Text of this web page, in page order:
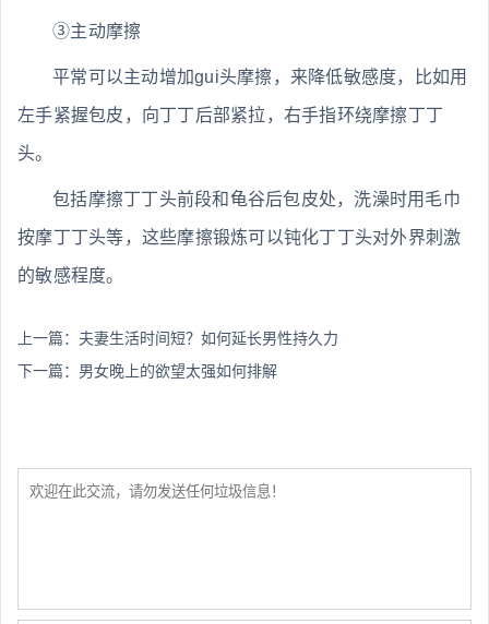
③主动摩擦
平常可以主动增加gui头摩擦，来降低敏感度，比如用
左手紧握包皮，向丁丁后部紧拉，右手指环绕摩擦丁丁
头。
包括摩擦丁丁头前段和龟谷后包皮处，洗澡时用毛巾
按摩丁丁头等，这些摩擦锻炼可以钝化丁丁头对外界刺激
的敏感程度。
上一篇： 夫妻生活时间短？如何延长男性持久力
下一篇： 男女晚上的欲望太强如何排解